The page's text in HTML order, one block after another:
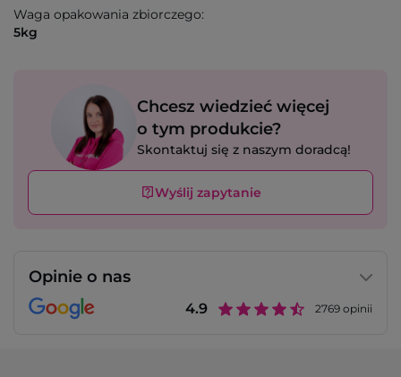
Waga opakowania zbiorczego:
5kg
Chcesz wiedzieć więcej
o tym produkcie?
Skontaktuj się z naszym doradcą!
Wyślij zapytanie
Opinie o nas
4.9 2769 opinii